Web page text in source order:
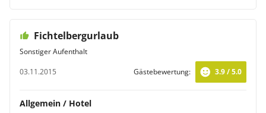
Fichtelbergurlaub
Sonstiger Aufenthalt
03.11.2015
Gästebewertung: 3.9 / 5.0
Allgemein / Hotel